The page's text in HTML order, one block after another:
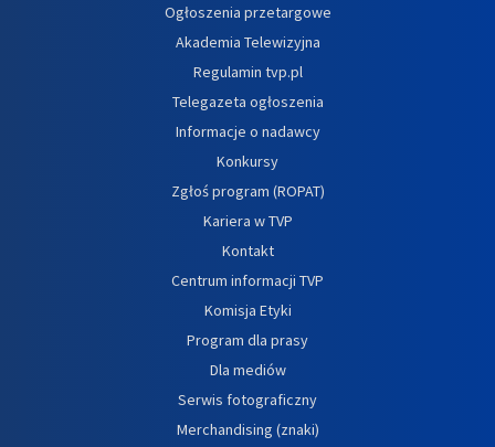
Ogłoszenia przetargowe
Akademia Telewizyjna
Regulamin tvp.pl
Telegazeta ogłoszenia
Informacje o nadawcy
Konkursy
Zgłoś program (ROPAT)
Kariera w TVP
Kontakt
Centrum informacji TVP
Komisja Etyki
Program dla prasy
Dla mediów
Serwis fotograficzny
Merchandising (znaki)